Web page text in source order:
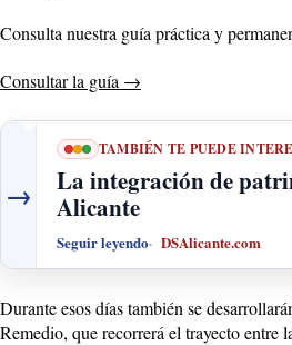
Consulta nuestra guía práctica y
Consultar la guía →
→
TAMBIÉN TE PUEDE
La integración de
Alicante
Seguir leyendo DSAlicante.com
Durante esos días también se
Remedio, que recorrerá el trayecto entre